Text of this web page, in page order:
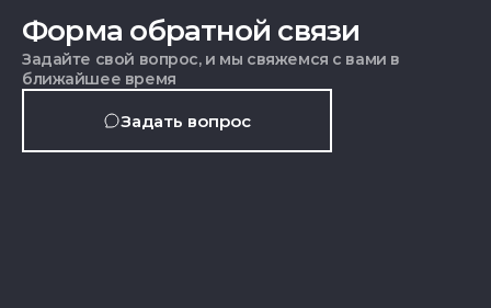
Форма обратной связи
Задайте свой вопрос, и мы свяжемся с вами в
ближайшее время
Задать вопрос